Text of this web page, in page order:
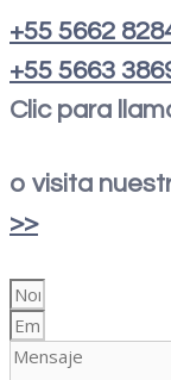
+55 5662
+55 5663
Clic para
o visita
>>